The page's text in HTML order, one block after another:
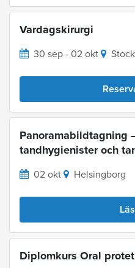
Vardagskirurgi
30 sep - 02 okt
Panoramabildtagning
tandhygienister och
02 okt Helsingborg
Diplomkurs Oral